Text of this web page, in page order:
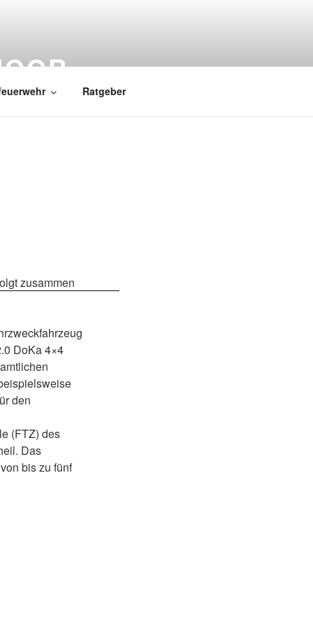
Ratgeber
zusammen
DoKa 4×4
den
(FTZ) des
Das
bis zu fünf